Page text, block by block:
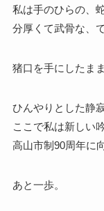
私は手のひらの、
分厚くて武骨な、
猪口を手にしたま
ひんやりとした静
ここで私は新しい
高山市制90周年に
あと一歩。